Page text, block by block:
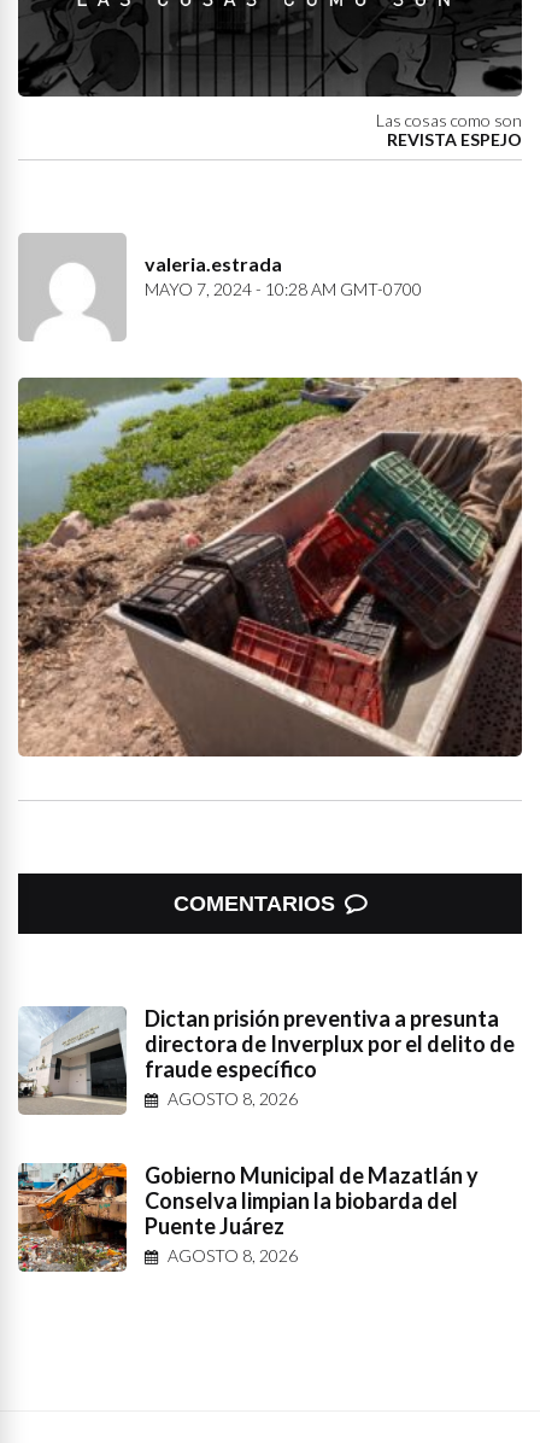
Las cosas como son
REVISTA ESPEJO
valeria.estrada
MAYO 7, 2024 - 10:28 AM GMT-0700
COMENTARIOS
Dictan prisión preventiva a presunta
directora de Inverplux por el delito de
fraude específico
AGOSTO 8, 2026
Gobierno Municipal de Mazatlán y
Conselva limpian la biobarda del
Puente Juárez
AGOSTO 8, 2026